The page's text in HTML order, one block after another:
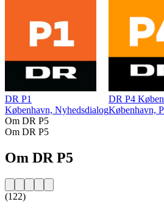
DR P1
København, Nyhedsdialog
DR P4
København,
Om DR P5
Om DR P5
Om DR P5
(122)